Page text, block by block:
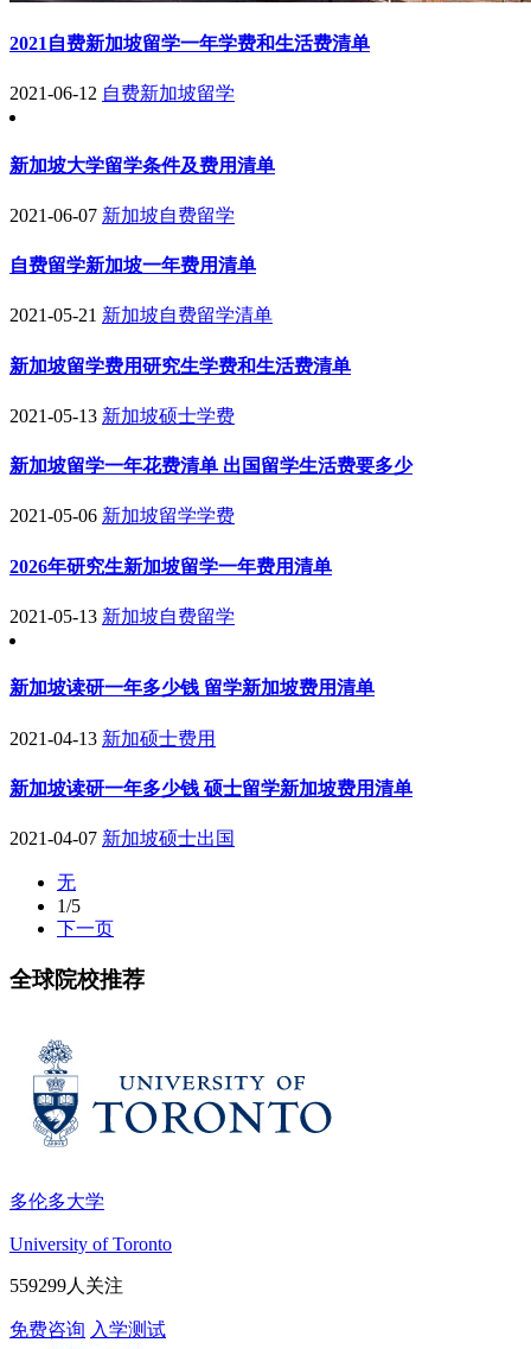
2021自费新加坡留学一年学费和生活费清单
2021-06-12 自费新加坡留学
新加坡大学留学条件及费用清单
2021-06-07 新加坡自费留学
自费留学新加坡一年费用清单
2021-05-21 新加坡自费留学清单
新加坡留学费用研究生学费和生活费清单
2021-05-13 新加坡硕士学费
新加坡留学一年花费清单 出国留学生活费要多少
2021-05-06 新加坡留学学费
2026年研究生新加坡留学一年费用清单
2021-05-13 新加坡自费留学
新加坡读研一年多少钱 留学新加坡费用清单
2021-04-13 新加硕士费用
新加坡读研一年多少钱 硕士留学新加坡费用清单
2021-04-07 新加坡硕士出国
无
1/5
下一页
全球院校推荐
多伦多大学
University of Toronto
559299人关注
免费咨询 入学测试